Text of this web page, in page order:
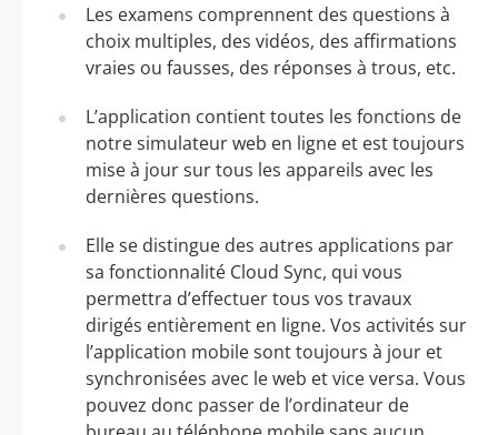
Les examens comprennent des questions à
choix multiples, des vidéos, des affirmations
vraies ou fausses, des réponses à trous, etc.
L’application contient toutes les fonctions de
notre simulateur web en ligne et est toujours
mise à jour sur tous les appareils avec les
dernières questions.
Elle se distingue des autres applications par
sa fonctionnalité Cloud Sync, qui vous
permettra d’effectuer tous vos travaux
dirigés entièrement en ligne. Vos activités sur
l’application mobile sont toujours à jour et
synchronisées avec le web et vice versa. Vous
pouvez donc passer de l’ordinateur de